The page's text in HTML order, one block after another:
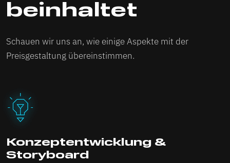
beinhaltet
Schauen wir uns an, wie einige Aspekte mit der
Preisgestaltung übereinstimmen.
Konzeptentwicklung &
Storyboard